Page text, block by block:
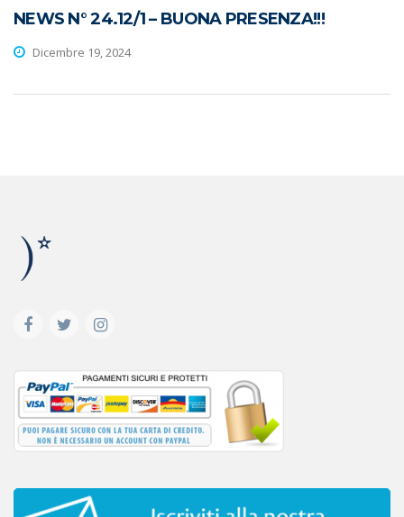
NEWS N° 24.12/1 – BUONA PRESENZA!!!
Dicembre 19, 2024